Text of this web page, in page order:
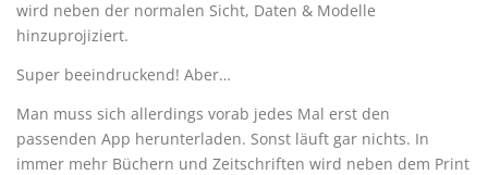
wird neben der normalen Sicht, Daten & Modelle
hinzuprojiziert.
Super beeindruckend! Aber…
Man muss sich allerdings vorab jedes Mal erst den
passenden App herunterladen. Sonst läuft gar nichts. In
immer mehr Büchern und Zeitschriften wird neben dem Print